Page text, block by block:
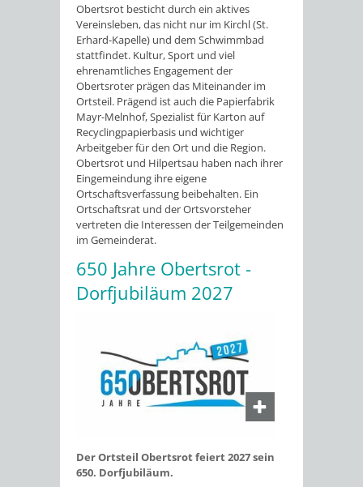
Obertsrot besticht durch ein aktives
Vereinsleben, das nicht nur im Kirchl (St.
Erhard-Kapelle) und dem Schwimmbad
stattfindet. Kultur, Sport und viel
ehrenamtliches Engagement der
Obertsroter prägen das Miteinander im
Ortsteil. Prägend ist auch die Papierfabrik
Mayr-Melnhof, Spezialist für Karton auf
Recyclingpapierbasis und wichtiger
Arbeitgeber für den Ort und die Region.
Obertsrot und Hilpertsau haben nach ihrer
Eingemeindung ihre eigene
Ortschaftsverfassung beibehalten. Ein
Ortschaftsrat und der Ortsvorsteher
vertreten die Interessen der Teilgemeinden
im Gemeinderat.
650 Jahre Obertsrot -
Dorfjubiläum 2027
Der Ortsteil Obertsrot feiert 2027 sein
650. Dorfjubiläum.